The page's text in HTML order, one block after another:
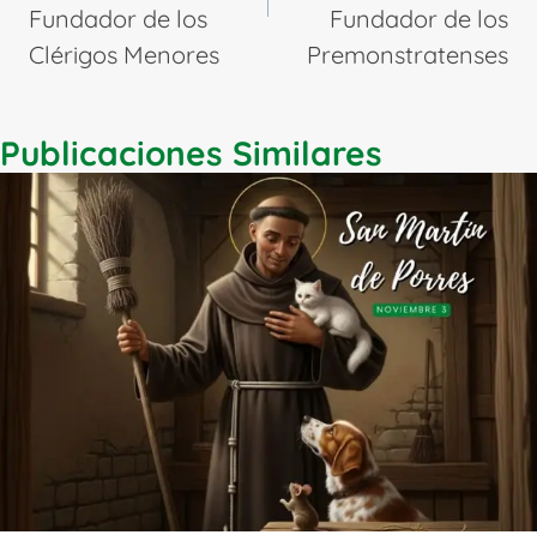
Fundador de los
Clérigos Menores
Fundador de los
Premonstratenses
Publicaciones Similares